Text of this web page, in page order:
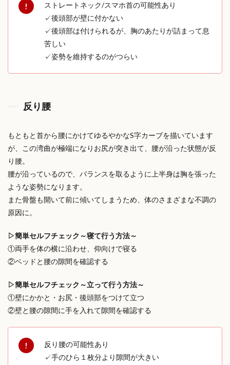
ストレートネック/スマホ首の可能性あり
✓後頭部が壁に付かない
✓後頭部は付けられるが、胸のあたりが詰まって息
苦しい
✓姿勢を維持するのがつらい
反り腰
もともと首から腰にかけてゆるやかなS字カーブを描いています
が、この湾曲が極端になり お尻が突き出て、腰が沿った状態が反
り腰。
腰が沿っているので、バランスを取るように上半身は胸を張った
ような姿勢になります。
また骨盤も開いて前に傾いてしまうため、体のさまざまな不調の
原因に。
▷簡単セルフチェック～寝て行う方法～
①両手を体の横に沿わせ、仰向けで寝る
②ベッドと腰の隙間を確認する
▷簡単セルフチェック～立って行う方法～
①壁にかかと・お尻・後頭部をつけて立つ
②壁と腰の隙間に手を入れて隙間を確認する
反り腰の可能性あり
✓手のひら１枚分より隙間が大きい